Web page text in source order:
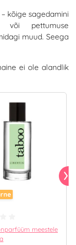
– kõige sagedamini
või pettumuse
muud. Seega
ei ole alandlik
meestele